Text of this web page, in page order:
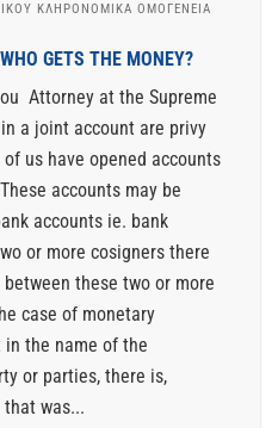
ΚΛΗΡΟΝΟΜΙΚΆ ΟΜΟΓΈΝΕΙΑ
GETS THE MONEY?
Attorney at the Supreme
a joint account are privy
us have opened accounts
accounts may be
accounts ie. bank
or more cosigners there
these two or more
case of monetary
the name of the
or parties, there is,
was...